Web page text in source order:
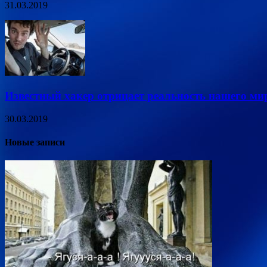
31.03.2019
Известный хакер отрицает реальность нашего
30.03.2019
Новые записи